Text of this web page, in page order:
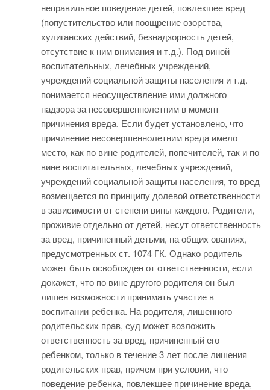
неправильное поведение детей, повлекшее вред
(попустительство или поощрение озорства,
хулиганских действий, безнадзорность детей,
отсутствие к ним внимания и т.д.). Под виной
воспитательных, лечебных учреждений,
учреждений социальной защиты населения и т.д.
понимается неосуществление ими должного
надзора за несовершеннолетним в момент
причинения вреда. Если будет установлено, что
причинение несовершеннолетним вреда имело
место, как по вине родителей, попечителей, так и по
вине воспитательных, лечебных учреждений,
учреждений социальной защиты населения, то вред
возмещается по принципу долевой ответственности
в зависимости от степени вины каждого. Родители,
проживие отдельно от детей, несут ответственность
за вред, причиненный детьми, на общих ованиях,
предусмотренных ст. 1074 ГК. Однако родитель
может быть освобожден от ответственности, если
докажет, что по вине другого родителя он был
лишен возможности принимать участие в
воспитании ребенка. На родителя, лишенного
родительских прав, суд может возложить
ответственность за вред, причиненный его
ребенком, только в течение 3 лет после лишения
родительских прав, причем при условии, что
поведение ребенка, повлекшее причинение вреда,